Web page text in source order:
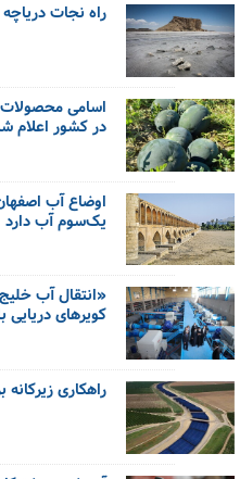
راه نجات
اسامی محصولات
در کشور اعلام
اوضاع آب
یک‌سوم آب دارد
«انتقال آب
کویرهای دریایی
راهکاری زیرکانه